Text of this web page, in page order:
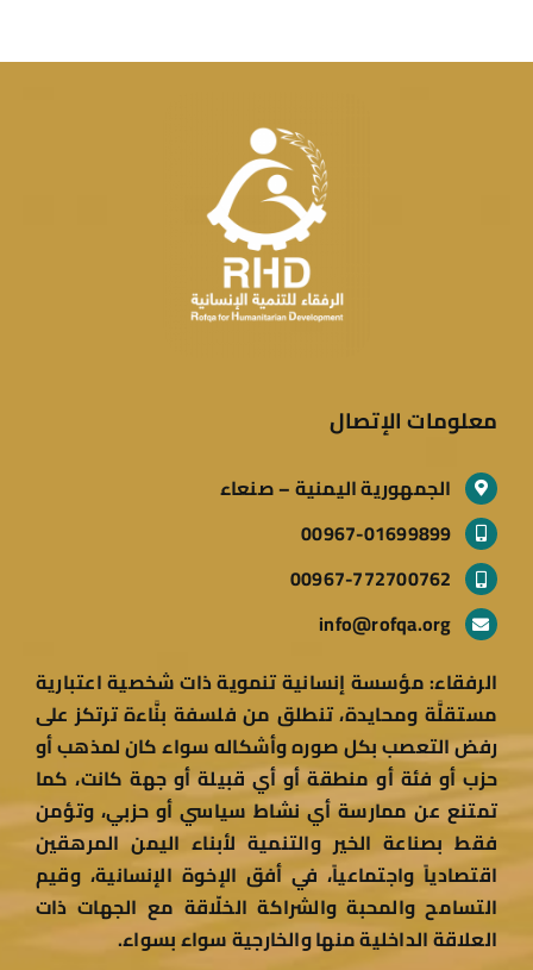
معلومات الإتصال
الجمهورية اليمنية – صنعاء
00967-01699899
00967-772700762
info@rofqa.org
الرفقاء: مؤسسة إنسانية تنموية ذات شخصية اعتبارية
مستقلَّة ومحايدة، تنطلق من فلسفة بنَّاءة ترتكز على
رفض التعصب بكل صوره وأشكاله سواء كان لمذهب أو
حزب أو فئة أو منطقة أو أي قبيلة أو جهة كانت، كما
تمتنع عن ممارسة أي نشاط سياسي أو حزبي، وتؤمن
فقط بصناعة الخير والتنمية لأبناء اليمن المرهقين
اقتصادياً واجتماعياً، في أفق الإخوة الإنسانية، وقيم
التسامح والمحبة والشراكة الخلّاقة مع الجهات ذات
العلاقة الداخلية منها والخارجية سواء بسواء.